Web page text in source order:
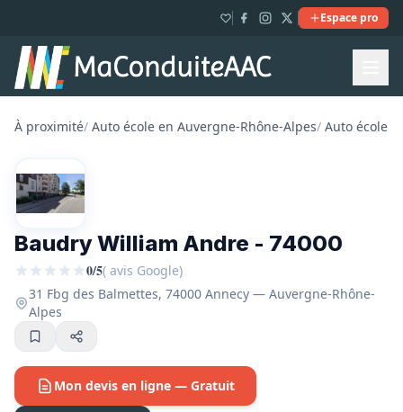
Espace pro
À proximité/ Auto école en Auvergne-Rhône-Alpes/ Auto école
Baudry William Andre - 74000
0/5( avis Google)
31 Fbg des Balmettes, 74000 Annecy — Auvergne-Rhône-
Alpes
Mon devis en ligne — Gratuit